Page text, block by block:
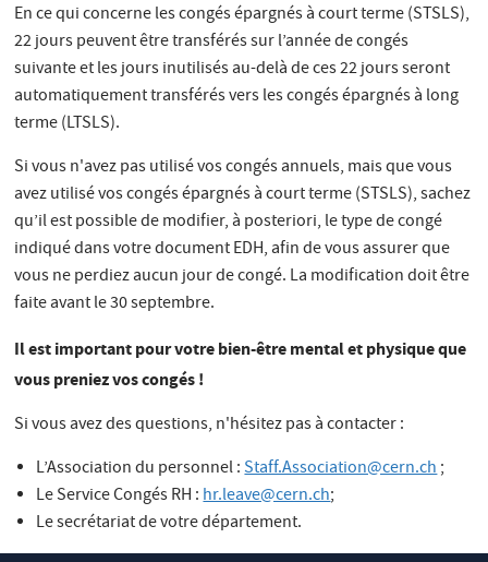
En ce qui concerne les congés épargnés à court terme (STSLS),
22 jours peuvent être transférés sur l’année de congés
suivante et les jours inutilisés au-delà de ces 22 jours seront
automatiquement transférés vers les congés épargnés à long
terme (LTSLS).
Si vous n'avez pas utilisé vos congés annuels, mais que vous
avez utilisé vos congés épargnés à court terme (STSLS), sachez
qu’il est possible de modifier, à posteriori, le type de congé
indiqué dans votre document EDH, afin de vous assurer que
vous ne perdiez aucun jour de congé. La modification doit être
faite avant le 30 septembre.
Il est important pour votre bien-être mental et physique que
vous preniez vos congés !
Si vous avez des questions, n'hésitez pas à contacter :
L’Association du personnel :Staff.Association@cern.ch;
Le Service Congés RH :hr.leave@cern.ch;
Le secrétariat de votre département.